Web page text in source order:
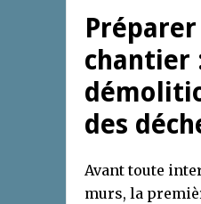
chantier
des
Avant toute
murs, la